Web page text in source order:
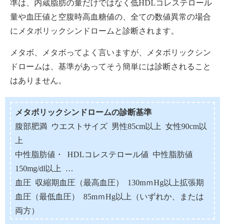
準は、内蔵脂肪の量だけではなく低HDLコレステロール
量や血圧値と空腹時高血糖値の、全ての数値異常の場合
にメタボリックシンドロームと診断されます。
メタボ、メタボってよく言いますが、メタボリックシン
ドロームは、基準があってそう簡単には診断されること
はありません。
メタボリックシンドロームの診断基準
腹部肥満 ウエストサイズ 男性85cm以上 女性90cm以
上
中性脂肪値・ HDLコレステロール値 中性脂肪値
150mg/dl以上 …
血圧 収縮期血圧（最高血圧） 130mｍHg以上拡張期
血圧（最低血圧） 85mｍHg以上（いずれか、または
両方）